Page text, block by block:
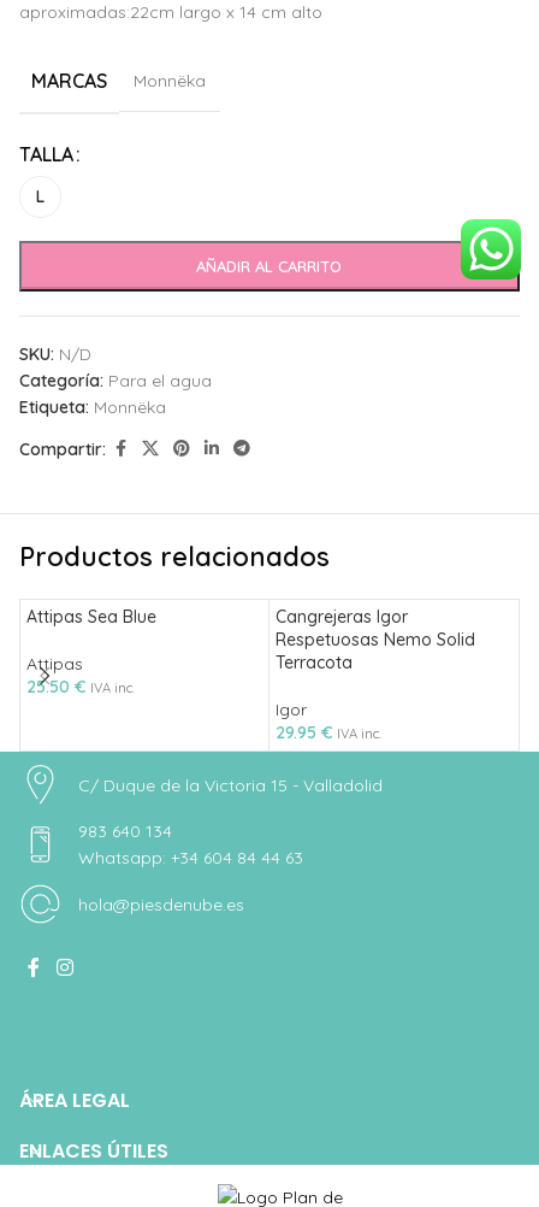
aproximadas:22cm largo x 14 cm alto
MARCAS Monnëka
TALLA
L
AÑADIR AL CARRITO
Alternative:
SKU: N/D
Categoría: Para el agua
Etiqueta: Monnëka
Compartir:
Productos relacionados
Attipas Sea Blue
Attipas
25.50 € IVA inc.
Cangrejeras Igor
Respetuosas Nemo Solid
Terracota
Igor
29.95 € IVA inc.
C/ Duque de la Victoria 15 - Valladolid
983 640 134
Whatsapp: +34 604 84 44 63
hola@piesdenube.es
ÁREA LEGAL
ENLACES ÚTILES